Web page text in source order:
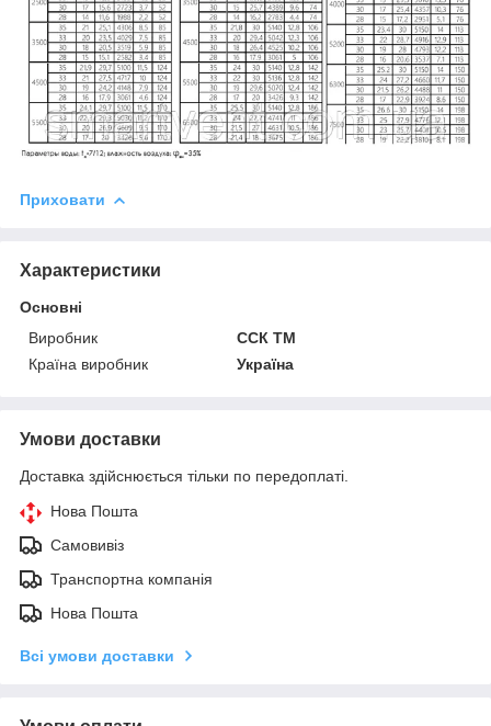
Приховати
Характеристики
Основні
Виробник
ССК ТМ
Країна виробник
Україна
Умови доставки
Доставка здійснюється тільки по передоплаті.
Нова Пошта
Самовивіз
Транспортна компанія
Нова Пошта
Всі умови доставки